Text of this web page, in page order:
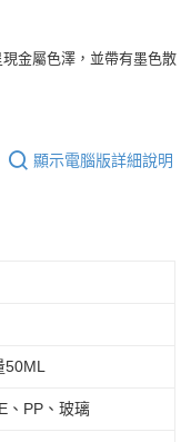
金屬色澤，並帶有墨色散
顯示電腦版詳細說明
、PP、玻璃